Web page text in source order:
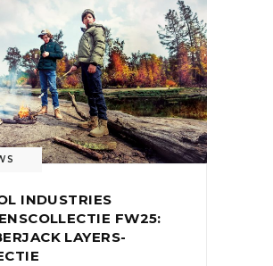
INDUSTRIES
FW25:
LAYERS-